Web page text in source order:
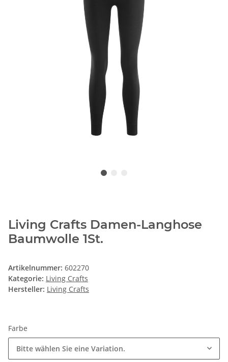
Living Crafts Damen-Langhose
Baumwolle 1St.
Artikelnummer: 602270
Kategorie: Living Crafts
Hersteller: Living Crafts
Farbe
Bitte wählen Sie eine Variation.